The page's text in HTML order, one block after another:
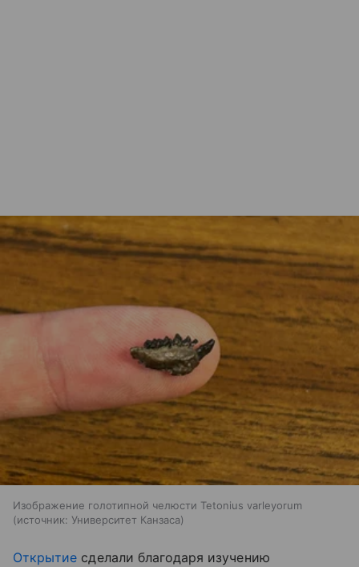
Изображение голотипной челюсти Tetonius varleyorum
источник: Университет Канзаса
Открытие сделали благодаря изучению